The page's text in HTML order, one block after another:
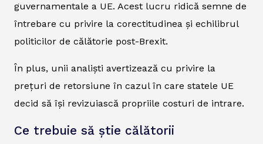
guvernamentale a UE. Acest lucru ridică semne de
întrebare cu privire la corectitudinea și echilibrul
politicilor de călătorie post-Brexit.
În plus, unii analiști avertizează cu privire la
prețuri de retorsiune în cazul în care statele UE
decid să își revizuiască propriile costuri de intrare.
Ce trebuie să știe călătorii